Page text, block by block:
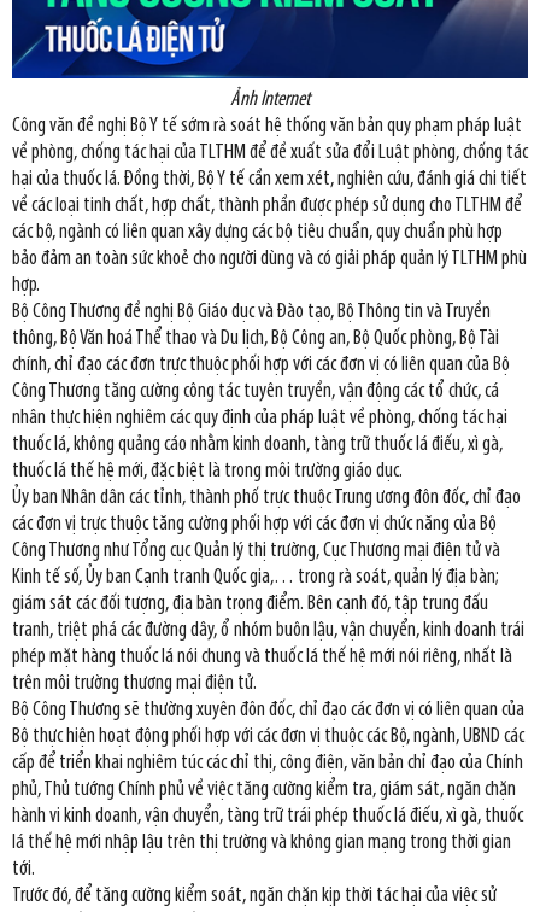
Ảnh Internet
Công văn đề nghị Bộ Y tế sớm rà soát hệ thống văn bản quy phạm pháp luật
về phòng, chống tác hại của TLTHM để đề xuất sửa đổi Luật phòng, chống tác
hại của thuốc lá. Đồng thời, Bộ Y tế cần xem xét, nghiên cứu, đánh giá chi tiết
về các loại tinh chất, hợp chất, thành phần được phép sử dụng cho TLTHM để
các bộ, ngành có liên quan xây dựng các bộ tiêu chuẩn, quy chuẩn phù hợp
bảo đảm an toàn sức khoẻ cho người dùng và có giải pháp quản lý TLTHM phù
hợp.
Bộ Công Thương đề nghị Bộ Giáo dục và Đào tạo, Bộ Thông tin và Truyền
thông, Bộ Văn hoá Thể thao và Du lịch, Bộ Công an, Bộ Quốc phòng, Bộ Tài
chính, chỉ đạo các đơn trực thuộc phối hợp với các đơn vị có liên quan của Bộ
Công Thương tăng cường công tác tuyên truyền, vận động các tổ chức, cá
nhân thực hiện nghiêm các quy định của pháp luật về phòng, chống tác hại
thuốc lá, không quảng cáo nhằm kinh doanh, tàng trữ thuốc lá điếu, xì gà,
thuốc lá thế hệ mới, đặc biệt là trong môi trường giáo dục.
Ủy ban Nhân dân các tỉnh, thành phố trực thuộc Trung ương đôn đốc, chỉ đạo
các đơn vị trực thuộc tăng cường phối hợp với các đơn vị chức năng của Bộ
Công Thương như Tổng cục Quản lý thị trường, Cục Thương mại điện tử và
Kinh tế số, Ủy ban Cạnh tranh Quốc gia,… trong rà soát, quản lý địa bàn;
giám sát các đối tượng, địa bàn trọng điểm. Bên cạnh đó, tập trung đấu
tranh, triệt phá các đường dây, ổ nhóm buôn lậu, vận chuyển, kinh doanh trái
phép mặt hàng thuốc lá nói chung và thuốc lá thế hệ mới nói riêng, nhất là
trên môi trường thương mại điện tử.
Bộ Công Thương sẽ thường xuyên đôn đốc, chỉ đạo các đơn vị có liên quan của
Bộ thực hiện hoạt động phối hợp với các đơn vị thuộc các Bộ, ngành, UBND các
cấp để triển khai nghiêm túc các chỉ thị, công điện, văn bản chỉ đạo của Chính
phủ, Thủ tướng Chính phủ về việc tăng cường kiểm tra, giám sát, ngăn chặn
hành vi kinh doanh, vận chuyển, tàng trữ trái phép thuốc lá điếu, xì gà, thuốc
lá thế hệ mới nhập lậu trên thị trường và không gian mạng trong thời gian
tới.
Trước đó, để tăng cường kiểm soát, ngăn chặn kịp thời tác hại của việc sử